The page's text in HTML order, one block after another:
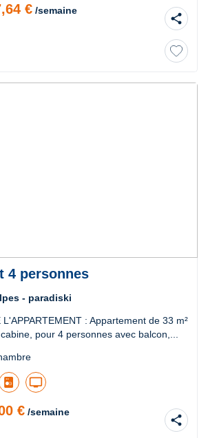
€ /semaine
share
4 personnes
- paradiski
L'APPARTEMENT : Appartement de 33 m²
pour 4 personnes avec balcon,...
tv
€ /semaine
share